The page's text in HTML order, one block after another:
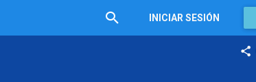
INICIAR SESIÓN